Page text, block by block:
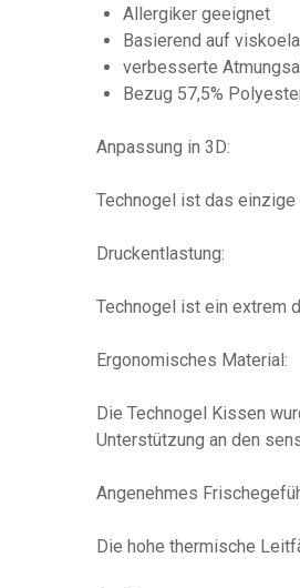
Allergiker geeignet
Basierend auf
verbesserte
Bezug 57,5%
Anpassung in 3D:
Technogel ist das
Druckentlastung:
Technogel ist ein extrem
Ergonomisches Material:
Die Technogel Kissen
Unterstützung an den
Angenehmes
Die hohe thermische